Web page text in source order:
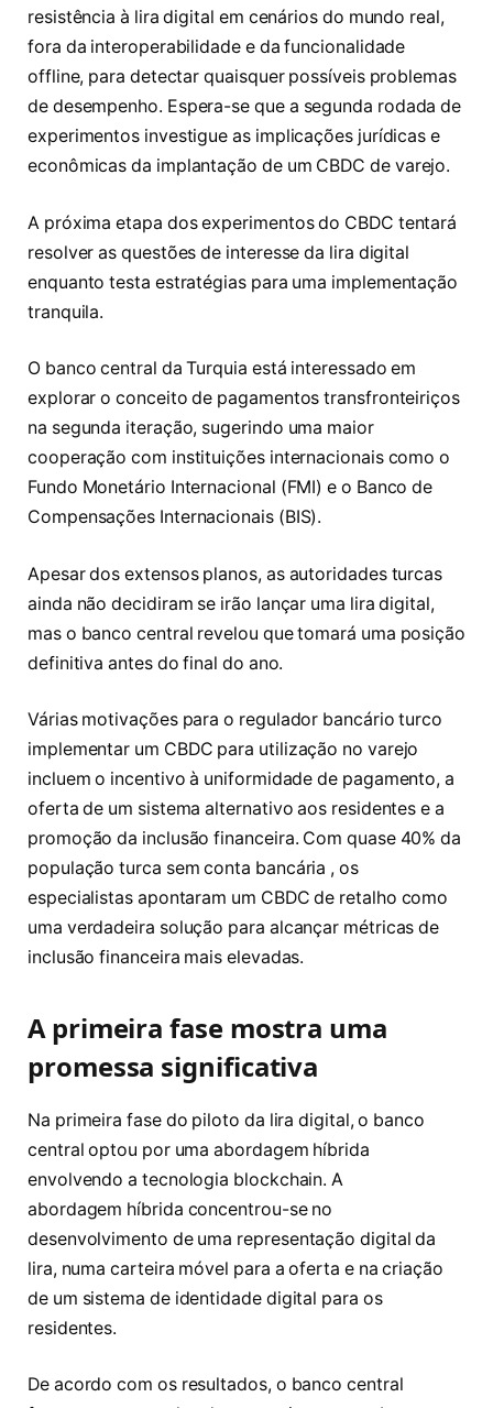
resistência à lira digital em cenários do mundo real,
fora da interoperabilidade e da funcionalidade
offline, para detectar quaisquer possíveis problemas
de desempenho. Espera-se que a segunda rodada de
experimentos investigue as implicações jurídicas e
econômicas da implantação de um CBDC de varejo.
A próxima etapa dos experimentos do CBDC tentará
resolver as questões de interesse da lira digital
enquanto testa estratégias para uma implementação
tranquila.
O banco central da Turquia está interessado em
explorar o conceito de pagamentos transfronteiriços
na segunda iteração, sugerindo uma maior
cooperação com instituições internacionais como o
Fundo Monetário Internacional (FMI) e o Banco de
Compensações Internacionais (BIS).
Apesar dos extensos planos, as autoridades turcas
ainda não decidiram se irão lançar uma lira digital,
mas o banco central revelou que tomará uma posição
definitiva antes do final do ano.
Várias motivações para o regulador bancário turco
implementar um CBDC para utilização no varejo
incluem o incentivo à uniformidade de pagamento, a
oferta de um sistema alternativo aos residentes e a
promoção da inclusão financeira. Com quase 40% da
população turca sem conta bancária , os
especialistas apontaram um CBDC de retalho como
uma verdadeira solução para alcançar métricas de
inclusão financeira mais elevadas.
A primeira fase mostra uma
promessa significativa
Na primeira fase do piloto da lira digital, o banco
central optou por uma abordagem híbrida
envolvendo a tecnologia blockchain. A
abordagem híbrida concentrou-se no
desenvolvimento de uma representação digital da
lira, numa carteira móvel para a oferta e na criação
de um sistema de identidade digital para os
residentes.
De acordo com os resultados, o banco central